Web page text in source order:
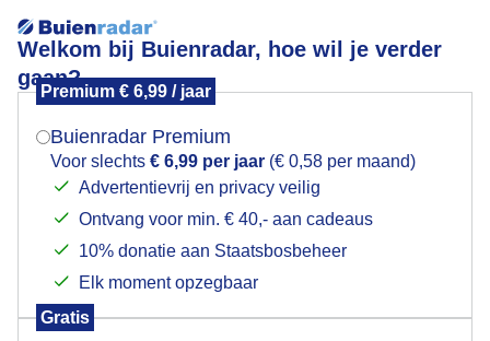
Welkom bij Buienradar, hoe wil je verder
gaan?
Premium € 6,99 / jaar
Buienradar Premium
Voor slechts € 6,99 per jaar (€ 0,58 per maand)
Advertentievrij en privacy veilig
Ontvang voor min. € 40,- aan cadeaus
10% donatie aan Staatsbosbeheer
Elk moment opzegbaar
Gratis
Corona rond de zon
Mogen we je locatie gebruiken voor het
Indien je hier nog geen akkoord op hebt gegeven,
verschijnt er zo een pop-up uit je browser waarin
Is goed, toon de popup